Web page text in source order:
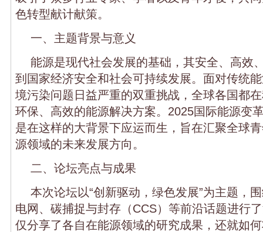
色转型献计献策。
一、主题背景与意义
能源是现代社会发展的基础，其安全、高效
到国家经济安全和社会可持续发展。面对传统
境污染问题日益严重的双重挑战，全球各国都
环保、高效的能源解决方案。2025国际能源变
是在这样的大背景下应运而生，旨在汇聚全球
源领域的未来发展方向。
二、论坛亮点与成果
本次论坛以“创新驱动，绿色发展”为主题，
电网、碳捕捉与封存（CCS）等前沿话题进行
仅分享了各自在能源领域的研究成果，还就如